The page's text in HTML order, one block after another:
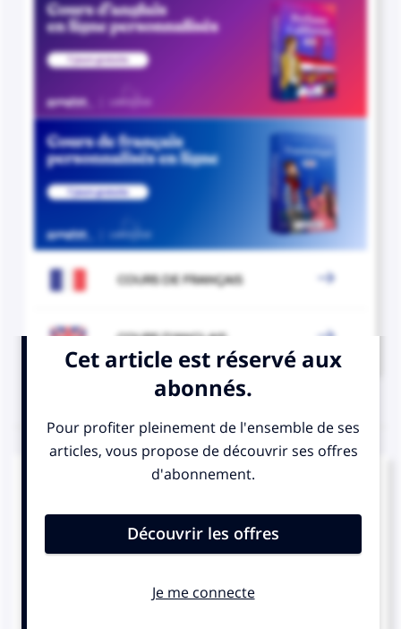
COURS DE FRANÇAIS 
COURS D'ANGLAIS 
QUIZ
Complétez la séquence avec la proposition qui
… Tom and Jerry the names of your pets?
Are